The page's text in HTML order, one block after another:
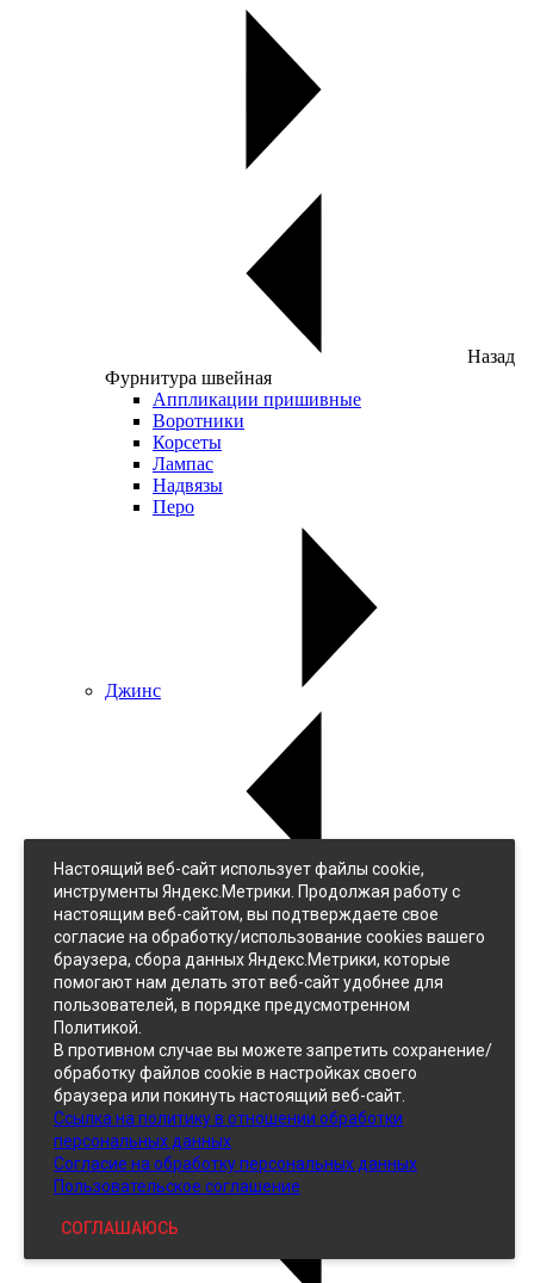
Назад
Фурнитура швейная
Аппликации пришивные
Воротники
Корсеты
Лампас
Надвязы
Перо
Джинс
Джинс
Однотонный
Принтованный
Кожзам
Настоящий веб-сайт использует файлы cookie,
инструменты Яндекс.Метрики. Продолжая работу с
настоящим веб-сайтом, вы подтверждаете свое
согласие на обработку/использование cookies вашего
браузера, сбора данных Яндекс.Метрики, которые
помогают нам делать этот веб-сайт удобнее для
пользователей, в порядке предусмотренном
Политикой.
В противном случае вы можете запретить сохранение/
обработку файлов cookie в настройках своего
браузера или покинуть настоящий веб-сайт.
Ссылка на политику в отношении обработки
персональных данных
Согласие на обработку персональных данных
Пользовательское соглашение
СОГЛАШАЮСЬ